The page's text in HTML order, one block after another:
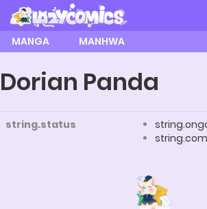
MANGA MANHWA
Dorian Panda
string.status